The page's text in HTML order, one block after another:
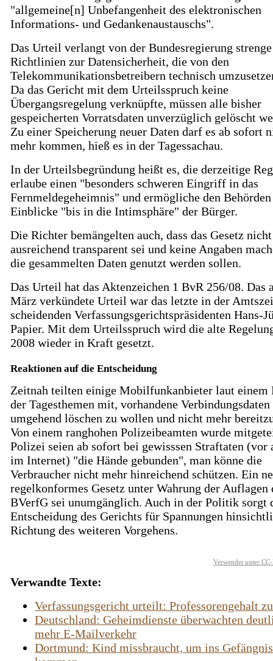
"allgemeine[n] Unbefangenheit des elektronischen
Informations- und Gedankenaustauschs".
Das Urteil verlangt von der Bundesregierung strenge
Richtlinien zur Datensicherheit, die von den
Telekommunikationsbetreibern technisch
Da das Gericht mit dem Urteilsspruch keine
Übergangsregelung verknüpfte, müssen alle bisher
gespeicherten Vorratsdaten unverzüglich gelöscht
Zu einer Speicherung neuer Daten darf es ab sofort
mehr kommen, hieß es in der Tagessachau.
In der Urteilsbegründung heißt es, die derzeitige
erlaube einen "besonders schweren Eingriff in das
Fernmeldegeheimnis" und ermögliche den Behörden
Einblicke "bis in die Intimsphäre" der Bürger.
Die Richter bemängelten auch, dass das Gesetz nicht
ausreichend transparent sei und keine Angaben
die gesammelten Daten genutzt werden sollen.
Das Urteil hat das Aktenzeichen 1 BvR 256/08. Das
März verkündete Urteil war das letzte in der
scheidenden Verfassungsgerichtspräsidenten Hans-
Papier. Mit dem Urteilsspruch wird die alte
2008 wieder in Kraft gesetzt.
Reaktionen auf die Entscheidung
Zeitnah teilten einige Mobilfunkanbieter laut einem
der Tagesthemen mit, vorhandene Verbindungsdaten
umgehend löschen zu wollen und nicht mehr
Von einem ranghohen Polizeibeamten wurde
Polizei seien ab sofort bei gewisssen Straftaten (vor
im Internet) "die Hände gebunden", man könne die
Verbraucher nicht mehr hinreichend schützen. Ein
regelkonformes Gesetz unter Wahrung der Auflagen
BVerfG sei unumgänglich. Auch in der Politik sorgt
Entscheidung des Gerichts für Spannungen
Richtung des weiteren Vorgehens.
Verwendet unter
Verwandte Texte:
Verfassungsgericht urteilt: Professorengehalt
Deutschland: Geheimdienste überwachten
mehr E-Mailverkehr
Dortmund: Kind missbraucht, um ins